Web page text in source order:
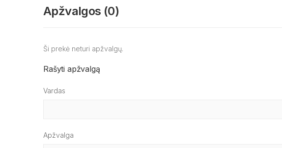
Apžvalgos (0)
Ši prekė neturi apžvalgų.
Rašyti apžvalgą
Vardas
Apžvalga